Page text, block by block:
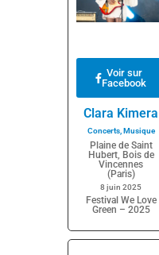
Voir sur
Facebook
Clara Kimera
Concerts,Musique
Plaine de Saint
Hubert, Bois de
Vincennes
(Paris)
8 juin 2025
Festival We Love
Green – 2025